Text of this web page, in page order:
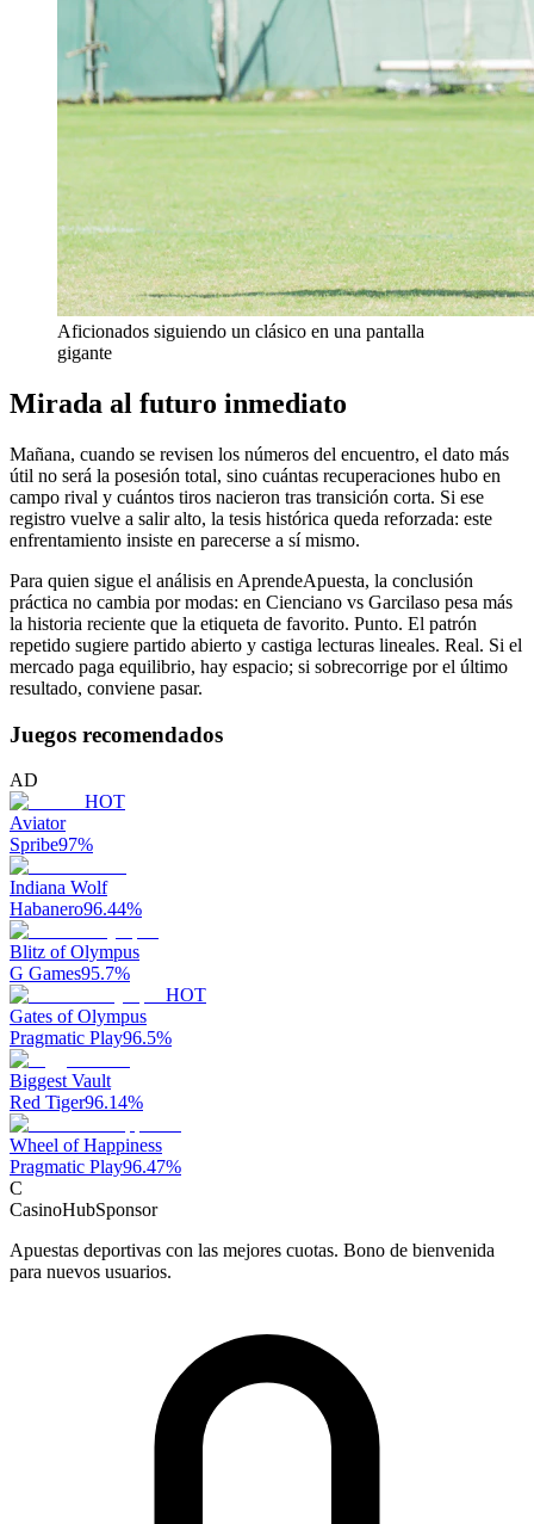
Aficionados siguiendo un clásico en una pantalla
gigante
Mirada al futuro inmediato
Mañana, cuando se revisen los números del encuentro, el dato más
útil no será la posesión total, sino cuántas recuperaciones hubo en
campo rival y cuántos tiros nacieron tras transición corta. Si ese
registro vuelve a salir alto, la tesis histórica queda reforzada: este
enfrentamiento insiste en parecerse a sí mismo.
Para quien sigue el análisis en AprendeApuesta, la conclusión
práctica no cambia por modas: en Cienciano vs Garcilaso pesa más
la historia reciente que la etiqueta de favorito. Punto. El patrón
repetido sugiere partido abierto y castiga lecturas lineales. Real. Si el
mercado paga equilibrio, hay espacio; si sobrecorrige por el último
resultado, conviene pasar.
Juegos recomendados
AD
HOT
Aviator
Spribe97%
Indiana Wolf
Habanero96.44%
Blitz of Olympus
G Games95.7%
HOT
Gates of Olympus
Pragmatic Play96.5%
Biggest Vault
Red Tiger96.14%
Wheel of Happiness
Pragmatic Play96.47%
C
CasinoHubSponsor
Apuestas deportivas con las mejores cuotas. Bono de bienvenida
para nuevos usuarios.